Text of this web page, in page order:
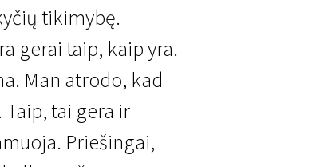
tikimybę.
gerai taip, kaip yra.
Man atrodo, kad
tai gera ir
Priešingai,